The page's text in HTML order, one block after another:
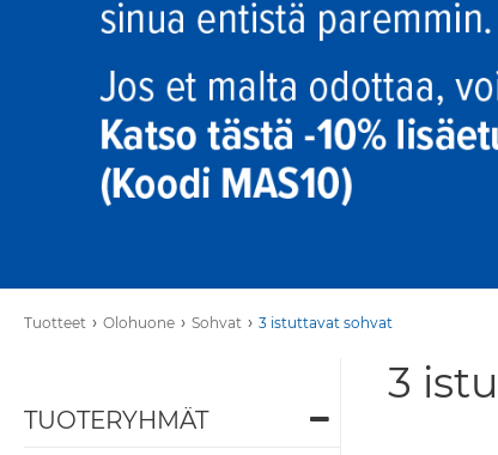
Tuotteet › Olohuone › Sohvat › 3 istuttavat sohvat
TUOTERYHMÄT
3